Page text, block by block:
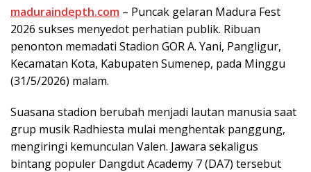
maduraindepth.com – Puncak gelaran Madura Fest
2026 sukses menyedot perhatian publik. Ribuan
penonton memadati Stadion GOR A. Yani, Pangligur,
Kecamatan Kota, Kabupaten Sumenep, pada Minggu
(31/5/2026) malam.
Suasana stadion berubah menjadi lautan manusia saat
grup musik Radhiesta mulai menghentak panggung,
mengiringi kemunculan Valen. Jawara sekaligus
bintang populer Dangdut Academy 7 (DA7) tersebut